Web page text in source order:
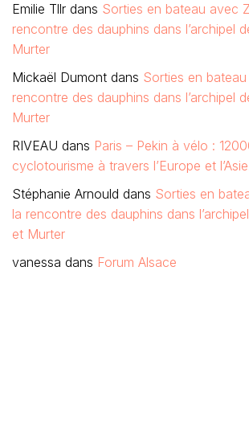
Emilie Tllr dans Sorties en bateau avec
rencontre des dauphins dans l’archipel
Murter
Mickaël Dumont dans Sorties en
rencontre des dauphins dans l’archipel
Murter
RIVEAU dans Paris – Pekin à vélo :
cyclotourisme à travers l’Europe et
Stéphanie Arnould dans Sorties en
la rencontre des dauphins dans
et Murter
vanessa dans Forum Alsace